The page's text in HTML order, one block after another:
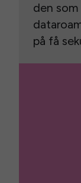
den
på få